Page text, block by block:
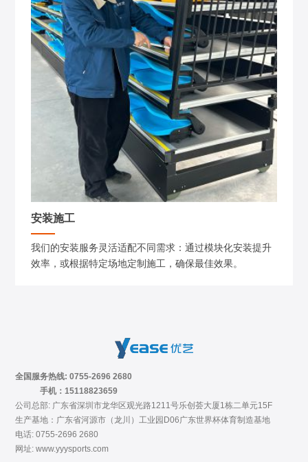
安装施工
我们的安装服务灵活适配不同需求：通过模块化安装提升
效率，或根据特定场地定制施工，确保最佳效果。
全国服务热线: 0755-2696 2680
手机：15118823659
公司总部: 广东省深圳市龙华区观光路1211号乐创荟大厦1栋二单元15F
生产基地：广东省河源市（龙川）工业园D06广东世界杯体育制造基地
电话: 0755-2696 2680
网址: www.yyysports.com